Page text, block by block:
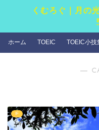
くむろぐ｜月の
ホーム TOEIC TOEIC小技
―
IF